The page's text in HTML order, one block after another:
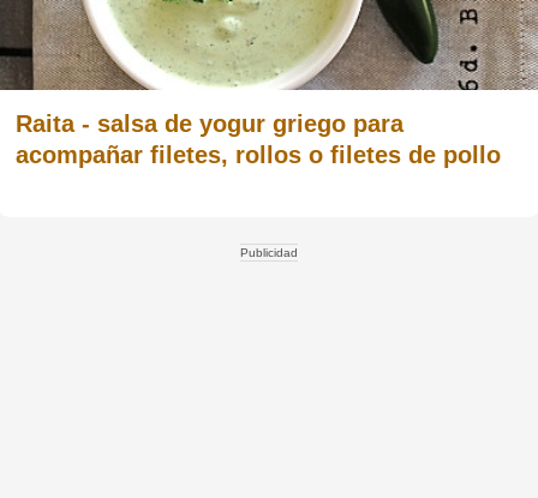
Raita - salsa de yogur griego para
acompañar filetes, rollos o filetes de pollo
Publicidad